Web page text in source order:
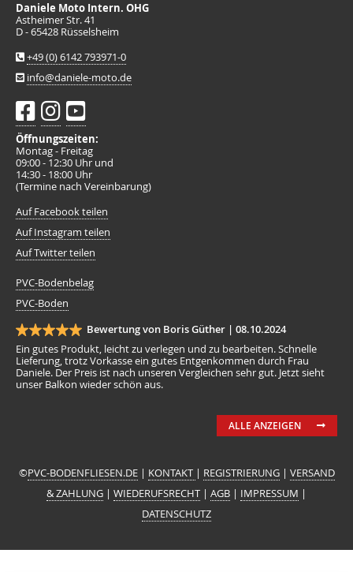
Daniele Moto Intern. OHG
Astheimer Str. 41
D - 65428 Rüsselsheim
+49 (0) 6142 793971-0
info@daniele-moto.de
Öffnungszeiten:
Montag - Freitag
09:00 - 12:30 Uhr und
14:30 - 18:00 Uhr
(Termine nach Vereinbarung)
Auf Facebook teilen
Auf Instagram teilen
Auf Twitter teilen
PVC-Bodenbelag
PVC-Boden
Bewertung von Boris Güther | 08.10.2024
Ein gutes Produkt, leicht zu verlegen und zu bearbeiten. Schnelle
Lieferung, trotz Vorkasse ein gutes Entgenkommen durch Frau
Daniele. Der Preis ist nach unseren Vergleichen sehr gut. Jetzt sieht
unser Balkon wieder schön aus.
ALLE ANZEIGEN
©PVC-BODENFLIESEN.DE| KONTAKT | REGISTRIERUNG| VERSAND
& ZAHLUNG | WIEDERUFSRECHT | AGB | IMPRESSUM |
DATENSCHUTZ